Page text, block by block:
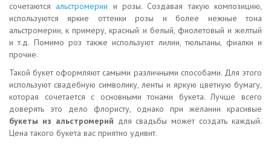
сочетаются альстромерии и розы. Создавая такую композицию,
используются яркие оттенки розы и более нежные тона
альстромерии, к примеру, красный и белый, фиолетовый и желтый
и т.д. Помимо роз также используют лилии, тюльпаны, фиалки и
прочие.
Такой букет оформляют самыми различными способами. Для этого
используют свадебную символику, ленты и яркую цветную бумагу,
которая сочетается с основными тонами букета. Лучше всего
доверять это дело флористу, однако при желании красивые
букеты из альстромерий для свадьбы может создать каждый.
Цена такого букета вас приятно удивит.